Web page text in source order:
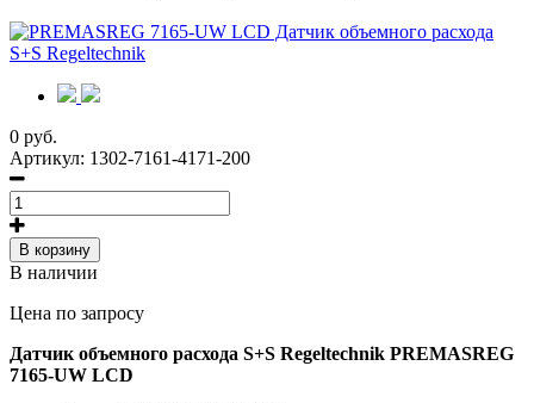
0 руб.
Артикул: 1302-7161-4171-200
В корзину
В наличии
Цена по запросу
Датчик объемного расхода S+S Regeltechnik PREMASREG
7165-UW LCD